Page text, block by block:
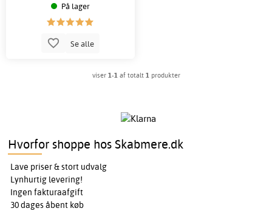
På lager
Se alle
viser 1-1 af totalt 1 produkter
Hvorfor shoppe hos Skabmere.dk
Lave priser & stort udvalg
Lynhurtig levering!
Ingen fakturaafgift
30 dages åbent køb